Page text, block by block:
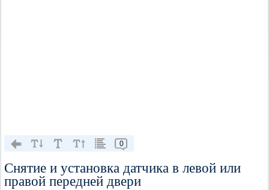
0
Снятие и установка датчика в левой или
правой передней двери